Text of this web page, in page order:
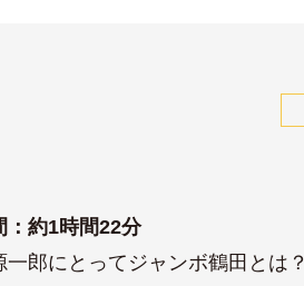
：約1時間22分
一郎にとってジャンボ鶴田とは？